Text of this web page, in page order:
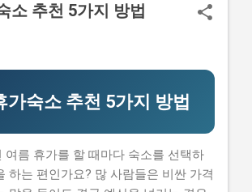
. 그렇기 때문에 이 글에서는 로봇기반 공
원사업의 신청방법과 자격요건, 지원 내
원금을 신청하고 싶지만, 실제로 신청하
복잡하고 어려워서 포기하는 경우가 있습
지원금을 받으면 창업 초기에 필요한 자
있어 창업에 큰 도움이 됩니다. 그렇기 때
실제로 지원금을 받은 사람들의 후기와
공통점도 설명하고자 합니다. 이 글에서
소 추천 5가지 방법
가숙소 추천 5가지 방법
여름 휴가를 할 때마다 숙소를 선택하
하는 편인가요? 많 사람들은 비싼 가격